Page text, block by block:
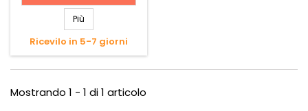
Più
Ricevilo in 5-7 giorni
Mostrando 1 - 1 di 1 articolo